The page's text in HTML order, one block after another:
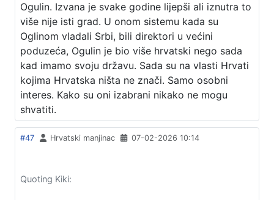
Ogulin. Izvana je svake godine lijepši ali iznutra to
više nije isti grad. U onom sistemu kada su
Oglinom vladali Srbi, bili direktori u većini
poduzeća, Ogulin je bio više hrvatski nego sada
kad imamo svoju državu. Sada su na vlasti Hrvati
kojima Hrvatska ništa ne znači. Samo osobni
interes. Kako su oni izabrani nikako ne mogu
shvatiti.
#47 Hrvatski manjinac 07-02-2026 10:14
Quoting Kiki: